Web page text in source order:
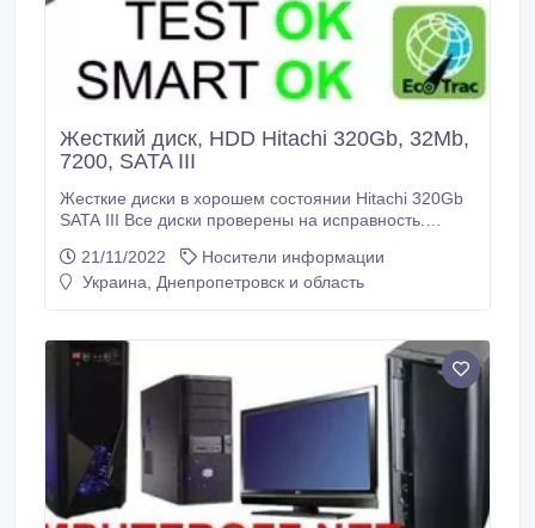
Жесткий диск, HDD Hitachi 320Gb, 32Mb,
7200, SATA III
Жесткие диски в хорошем состоянии Hitachi 320Gb
SATA III Все диски проверены на исправность.
количества. Возможен торг Также имеются другие
объемы: 500Gb, 1000Gb, 2000Gb На товар
SATA rev.
21/11/2022
Носители информации
Украина, Днепропетровск и область